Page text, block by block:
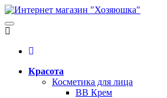
Красота
Косметика для лица
BB Крем